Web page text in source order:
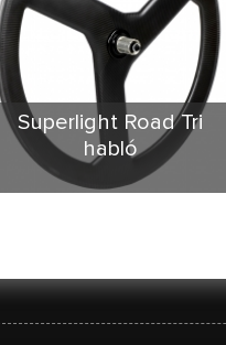
Superlight Road Tri
habló
y más rígido.
ruedas con gran capacidad de